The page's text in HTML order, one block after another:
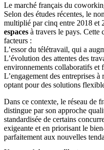
Le marché français du
Selon des études récentes, le
multiplié par cinq entre 2018 et
espaces à travers le pays. Cette
facteurs :
L’essor du télétravail, qui a
L’évolution des attentes des
environnements collaboratifs et
L’engagement des entreprises
optant pour des solutions
Dans ce contexte, le réseau de
distingue par son approche
standardisée de certains
exigeante et en priorisant le
parfaitement aux nouvelles